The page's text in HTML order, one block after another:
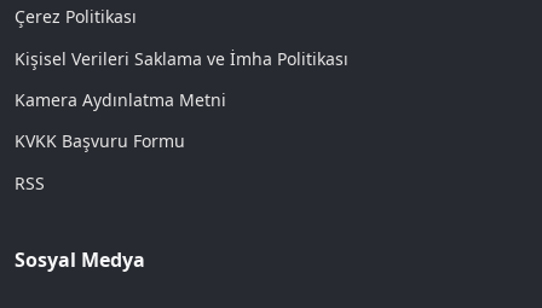
Çerez Politikası
Kişisel Verileri Saklama ve İmha Politikası
Kamera Aydınlatma Metni
KVKK Başvuru Formu
RSS
Sosyal Medya